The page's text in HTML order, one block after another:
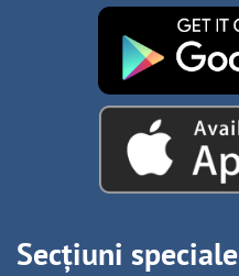
Secțiuni speciale